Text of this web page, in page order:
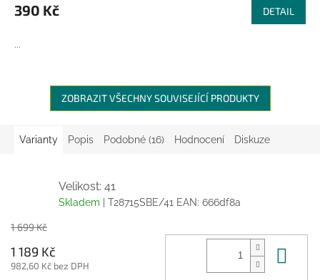
390 Kč DETAIL
...
ZOBRAZIT VŠECHNY SOUVISEJÍCÍ PRODUKTY
Varianty Popis Podobné (16) Hodnocení Diskuze
Velikost: 41
Skladem | T28715SBE/41 EAN: 666df8a
1 699 Kč
1 189 Kč
982,60 Kč bez DPH